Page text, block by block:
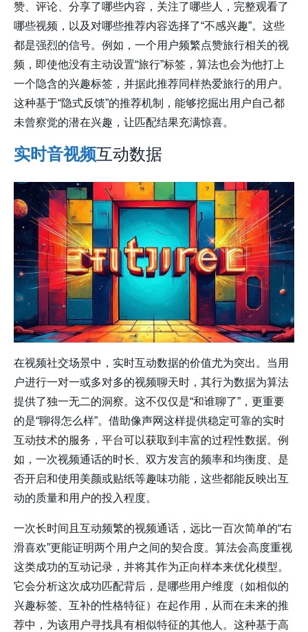
赞、评论、分享了哪些内容，关注了哪些人，完整观看了
哪些视频，以及对哪些推荐内容选择了“不感兴趣”。这些
都是强烈的信号。例如，一个用户频繁点赞旅行相关的视
频，即使他没有主动设置“旅行”标签，算法也会为他打上
一个隐含的兴趣标签，并据此推荐同样热爱旅行的用户。
这种基于“隐式反馈”的推荐机制，能够挖掘出用户自己都
未曾察觉的潜在兴趣，让匹配结果充满惊喜。
实时音视频互动数据
在视频社交场景中， 实时互动数据的价值尤为突出。当用
户进行一对一或多对多的视频聊天时，其行为数据为算法
提供了独一无二的洞察。这不仅仅是“和谁聊了”，更重要
的是“聊得怎么样”。借助像声网这样提供稳定可靠的实时
互动技术的服务，平台可以获取到丰富的过程性数据。例
如，一次视频通话的时长、双方发言的频率和均衡度、是
否开启和使用美颜或贴纸等趣味功能，这些都能反映出互
动的质量和用户的投入程度。
一次长时间且互动频繁的视频通话，远比一百次简单的“右
滑喜欢”更能证明两个用户之间的契合度。算法会高度重视
这类成功的互动记录，并将其作为正向样本来优化模型。
它会分析这次成功匹配背后，是哪些用户维度（如相似的
兴趣标签、互补的性格特征）在起作用，从而在未来的推
荐中，为该用户寻找具有相似特征的其他人。这种基于高